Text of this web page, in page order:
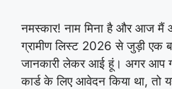
नमस्कार! नाम मिना है और आज मैं
ग्रामीण लिस्ट 2026 से जुड़ी एक
जानकारी लेकर आई हूं। अगर आप
कार्ड के लिए आवेदन किया था,